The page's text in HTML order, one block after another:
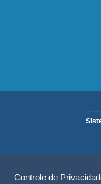
Controle de